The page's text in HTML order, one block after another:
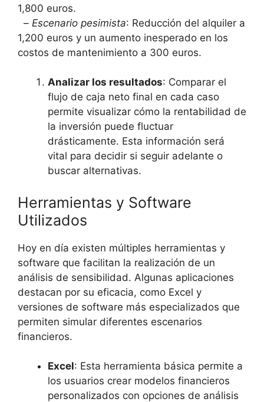
1,800 euros.
⁣ ⁢ – Escenario ‍pesimista: Reducción del​ alquiler a
1,200 euros y ⁢un aumento⁢ inesperado en los
costos de⁢ mantenimiento a 300 euros.
Analizar los resultados: Comparar el
flujo de caja neto final ⁢en cada⁢ caso
permite visualizar cómo ‌la rentabilidad de
la inversión​ puede fluctuar
drásticamente. Esta información será
vital para decidir si ⁤seguir adelante o
buscar alternativas.
Herramientas y Software
Utilizados
Hoy en día existen⁤ múltiples herramientas y
⁢software que facilitan la realización de un
análisis de sensibilidad. Algunas aplicaciones
destacan por ​su eficacia,​ como Excel‌ y
versiones de software más especializados que
permiten simular diferentes⁢ escenarios
⁢financieros.
Excel:⁤ Esta herramienta básica permite a
los usuarios crear modelos financieros
⁤personalizados con opciones ‌de​ análisis‍